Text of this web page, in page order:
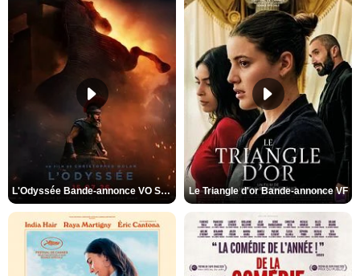
L'Odyssée Bande-annonce VO STFR Le Triangle d'or Bande-annonce VF